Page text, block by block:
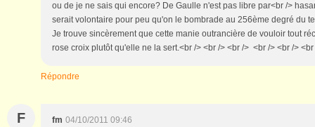
ou de je ne sais qui encore? De Gaulle n'est pas libre par<br />
serait volontaire pour peu qu'on le bombrade au 256ème degré du
Je trouve sincèrement que cette manie outrancière de vouloir tout
rose croix plutôt qu'elle ne la sert.<br /> <br /> <br /> <br /> <br /> <br
Répondre
F fm 04/10/2011 09:46